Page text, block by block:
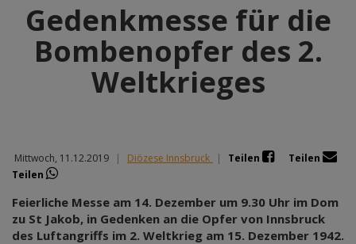
Gedenkmesse für die
Bombenopfer des 2.
Weltkrieges
Mittwoch, 11.12.2019 | Diözese Innsbruck | Teilen
Teilen
Teilen
Feierliche Messe am 14. Dezember um 9.30 Uhr im Dom
zu St Jakob, in Gedenken an die Opfer von Innsbruck
des Luftangriffs im 2. Weltkrieg am 15. Dezember 1942.